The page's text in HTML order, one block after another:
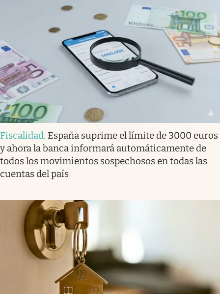
Fiscalidad. España suprime el límite de 3000 euros
y ahora la banca informará automáticamente de
todos los movimientos sospechosos en todas las
cuentas del país